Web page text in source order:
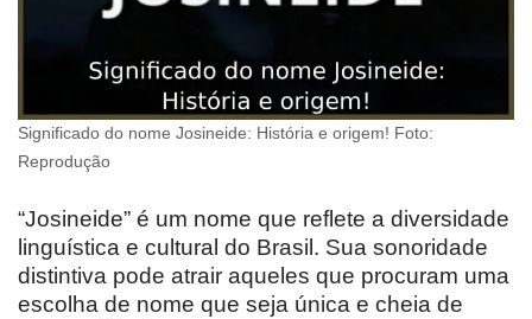
Significado do nome Josineide: História e origem! Foto:
Reprodução
“Josineide” é um nome que reflete a diversidade
linguística e cultural do Brasil. Sua sonoridade
distintiva pode atrair aqueles que procuram uma
escolha de nome que seja única e cheia de